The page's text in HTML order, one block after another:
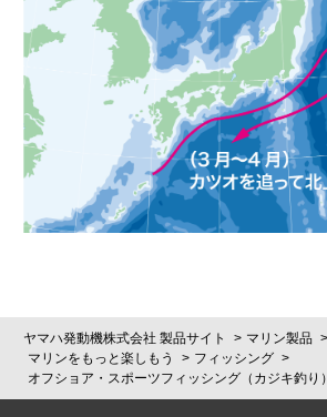
ヤマハ発動機株式会社 製品サイト マリン製品
マリンをもっと楽しもう
フィッシング
オフショア・スポーツフィッシング（カジキ釣り）